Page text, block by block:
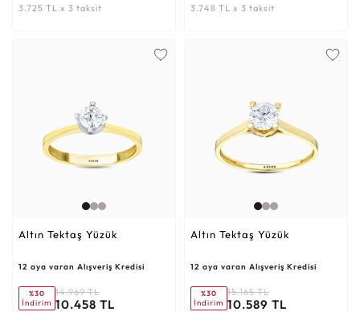
3.725 TL x 3 taksit 3.748 TL x 3 taksit
Altın Tektaş Yüzük
12 aya varan Alışveriş Kredisi
%30
İndirim
14.969 TL
10.458 TL
Altın Tektaş Yüzük
12 aya varan Alışveriş Kredisi
%30
İndirim
15.165 TL
10.589 TL